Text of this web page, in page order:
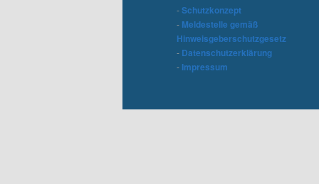
-Schutzkonzept
- Meldestelle gemäß
Hinweisgeberschutzgesetz
- Datenschutzerklärung
- Impressum